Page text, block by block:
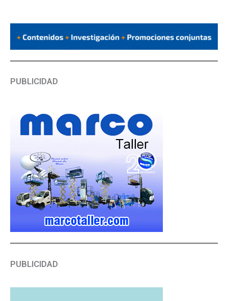
PUBLICIDAD
PUBLICIDAD